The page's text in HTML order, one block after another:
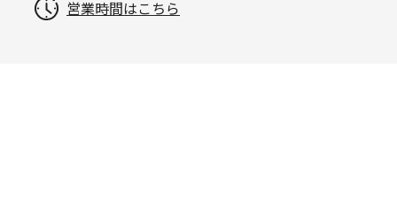
営業時間はこちら